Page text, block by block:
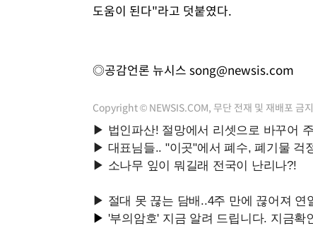
도움이 된다"라고 덧붙였다.
◎공감언론 뉴시스 song@newsis.com
Copyright © NEWSIS.COM, 무단 전재 및 재배포 금지